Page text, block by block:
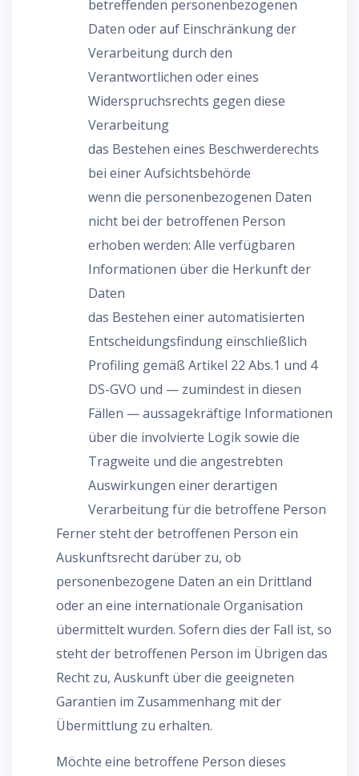
betreffenden personenbezogenen
Daten oder auf Einschränkung der
Verarbeitung durch den
Verantwortlichen oder eines
Widerspruchsrechts gegen diese
Verarbeitung
das Bestehen eines Beschwerderechts
bei einer Aufsichtsbehörde
wenn die personenbezogenen Daten
nicht bei der betroffenen Person
erhoben werden: Alle verfügbaren
Informationen über die Herkunft der
Daten
das Bestehen einer automatisierten
Entscheidungsfindung einschließlich
Profiling gemäß Artikel 22 Abs.1 und 4
DS-GVO und — zumindest in diesen
Fällen — aussagekräftige Informationen
über die involvierte Logik sowie die
Tragweite und die angestrebten
Auswirkungen einer derartigen
Verarbeitung für die betroffene Person
Ferner steht der betroffenen Person ein
Auskunftsrecht darüber zu, ob
personenbezogene Daten an ein Drittland
oder an eine internationale Organisation
übermittelt wurden. Sofern dies der Fall ist, so
steht der betroffenen Person im Übrigen das
Recht zu, Auskunft über die geeigneten
Garantien im Zusammenhang mit der
Übermittlung zu erhalten.
Möchte eine betroffene Person dieses